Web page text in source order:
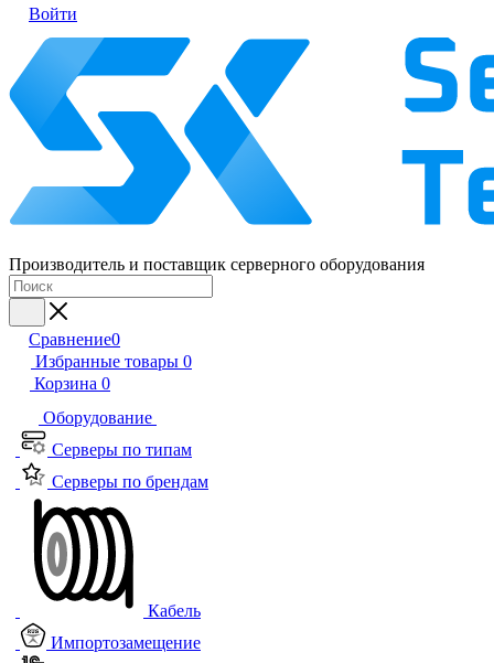
Войти
Производитель и поставщик серверного оборудования
Сравнение0
Избранные товары 0
Корзина 0
Оборудование
Серверы по типам
Серверы по брендам
Кабель
Импортозамещение